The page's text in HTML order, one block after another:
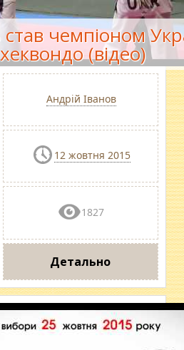
чемпіоном
(відео)
Андрій Іванов
12 жовтня 2015
1827
Детально